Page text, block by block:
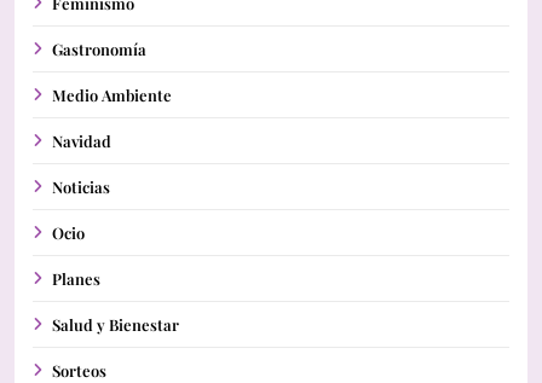
Gastronomía
Medio Ambiente
Navidad
Noticias
Ocio
Planes
Salud y Bienestar
Sorteos